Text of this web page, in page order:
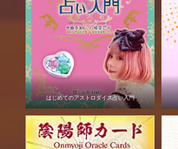
はじめてのアストロダイス占い入門